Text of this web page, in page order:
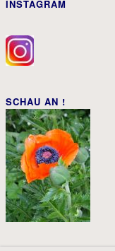
INSTAGRAM
SCHAU AN !